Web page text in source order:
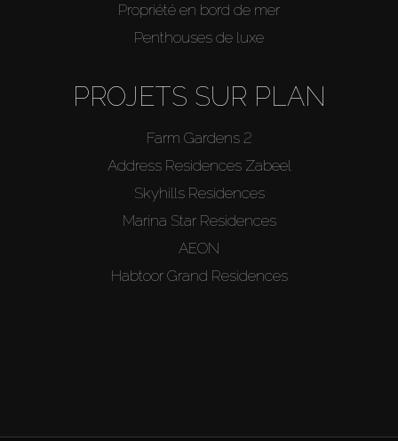
Propriété en bord de mer
Penthouses de luxe
PROJETS SUR PLAN
Farm Gardens 2
Address Residences Zabeel
Skyhills Residences
Marina Star Residences
AEON
Habtoor Grand Residences